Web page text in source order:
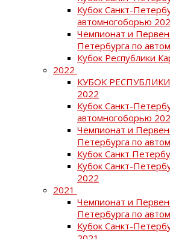
Кубок Санкт-
автомногоборью
Чемпионат и
Петербурга по
Кубок Республики
2022
КУБОК РЕСПУБЛИКИ
2022
Кубок Санкт-
автомногоборью
Чемпионат и
Петербурга по
Кубок Санкт
Кубок Санкт-
2022
2021
Чемпионат и
Петербурга по
Кубок Санкт-